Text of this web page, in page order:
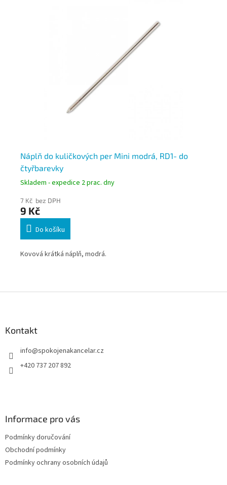
Náplň do kuličkových per Mini modrá, RD1- do
čtyřbarevky
Skladem - expedice 2 prac. dny
7 Kč bez DPH
9 Kč
Do košíku
Kovová krátká náplň, modrá.
Kontakt
info@spokojenakancelar.cz
+420 737 207 892
Informace pro vás
Podmínky doručování
Obchodní podmínky
Podmínky ochrany osobních údajů